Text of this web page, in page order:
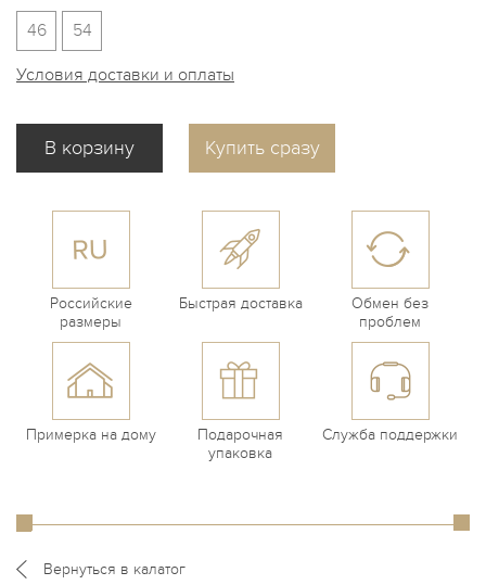
46
54
Условия доставки и оплаты
Купить сразу
Российские
размеры
Быстрая доставка
Обмен без
проблем
Примерка на дому
Подарочная
упаковка
Служба поддержки
Вернуться в калатог